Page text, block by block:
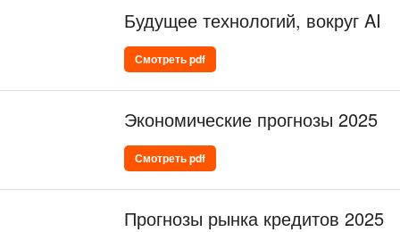
Будущее технологий, вокруг AI
Смотреть pdf
Экономические прогнозы 2025
Смотреть pdf
Прогнозы рынка кредитов 2025